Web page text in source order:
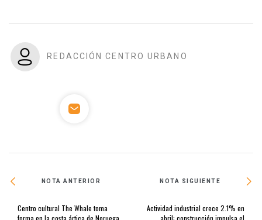
REDACCIÓN CENTRO URBANO
NOTA ANTERIOR
Centro cultural The Whale toma
forma en la costa ártica de Noruega
NOTA SIGUIENTE
Actividad industrial crece 2.1% en
abril; construcción impulsa el